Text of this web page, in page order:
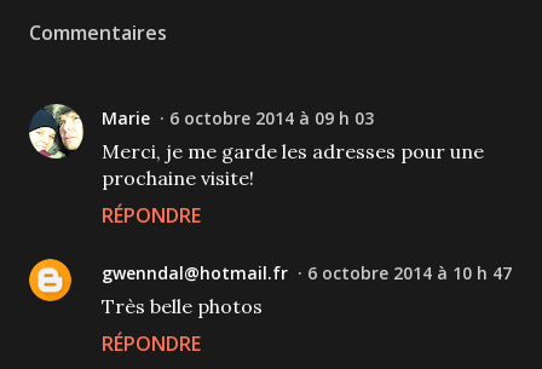
Commentaires
Marie 6 octobre 2014 à 09 h 03
Merci, je me garde les adresses pour une
prochaine visite!
RÉPONDRE
gwenndal@hotmail.fr 6 octobre 2014 à 10 h 47
Très belle photos
RÉPONDRE